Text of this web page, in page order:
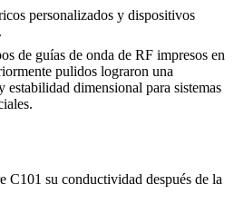
personalizados y dispositivos
de guías de onda de RF impresos en
pulidos lograron una
dimensional para sistemas
C101 su conductividad después de la